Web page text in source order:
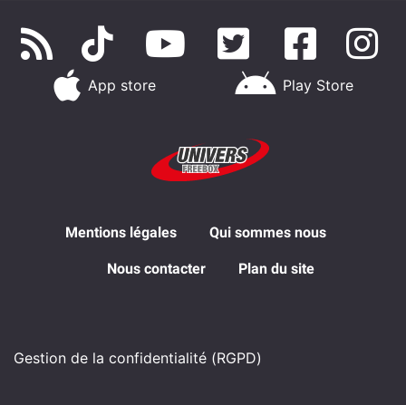
App store Play Store
Mentions légales Qui sommes nous
Nous contacter Plan du site
Gestion de la confidentialité (RGPD)